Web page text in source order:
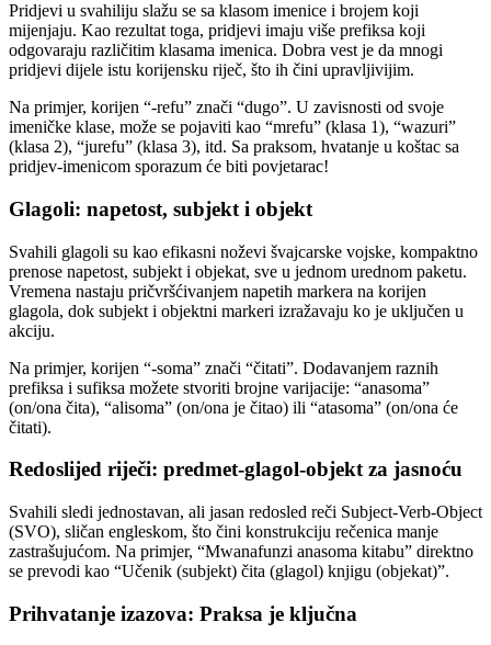
Pridjevi u svahiliju slažu se sa klasom imenice i brojem koji
mijenjaju. Kao rezultat toga, pridjevi imaju više prefiksa koji
odgovaraju različitim klasama imenica. Dobra vest je da mnogi
pridjevi dijele istu korijensku riječ, što ih čini upravljivijim.
Na primjer, korijen “-refu” znači “dugo”. U zavisnosti od svoje
imeničke klase, može se pojaviti kao “mrefu” (klasa 1), “wazuri”
(klasa 2), “jurefu” (klasa 3), itd. Sa praksom, hvatanje u koštac sa
pridjev-imenicom sporazum će biti povjetarac!
Glagoli: napetost, subjekt i objekt
Svahili glagoli su kao efikasni noževi švajcarske vojske, kompaktno
prenose napetost, subjekt i objekat, sve u jednom urednom paketu.
Vremena nastaju pričvršćivanjem napetih markera na korijen
glagola, dok subjekt i objektni markeri izražavaju ko je uključen u
akciju.
Na primjer, korijen “-soma” znači “čitati”. Dodavanjem raznih
prefiksa i sufiksa možete stvoriti brojne varijacije: “anasoma”
(on/ona čita), “alisoma” (on/ona je čitao) ili “atasoma” (on/ona će
čitati).
Redoslijed riječi: predmet-glagol-objekt za jasnoću
Svahili sledi jednostavan, ali jasan redosled reči Subject-Verb-Object
(SVO), sličan engleskom, što čini konstrukciju rečenica manje
zastrašujućom. Na primjer, “Mwanafunzi anasoma kitabu” direktno
se prevodi kao “Učenik (subjekt) čita (glagol) knjigu (objekat)”.
Prihvatanje izazova: Praksa je ključna